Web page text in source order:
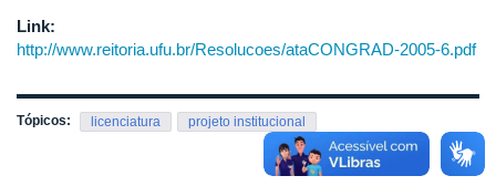
Link:
http://www.reitoria.ufu.br/Resolucoes/ataCONGRAD-2005-6.pdf
Tópicos: licenciatura projeto institucional